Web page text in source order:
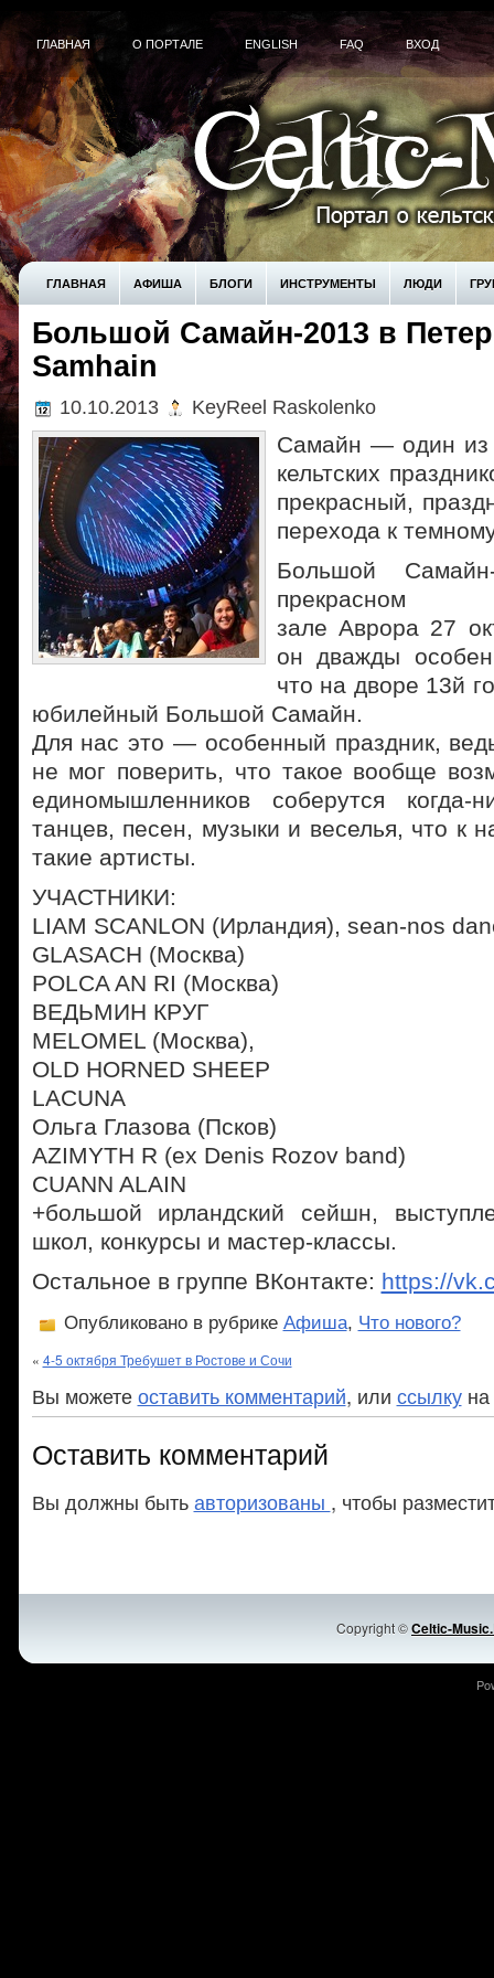
ГЛАВНАЯ О ПОРТАЛЕ ENGLISH FAQ ВХОД
ГЛАВНАЯ АФИША БЛОГИ ИНСТРУМЕНТЫ ЛЮДИ
! БЕЗ РУБРИКИ UNCATEGORIZED КУПИТЬ
Большой Самайн-2013 в
Samhain
10.10.2013 KeyReel Raskolenko
Самайн — один из
кельтских
прекрасный,
перехода к
Большой
прекрасном
зале Аврора 27
он дважды
что на дворе 13й
юбилейный Большой Самайн.
Для нас это — особенный праздник,
не мог поверить, что такое вообще
единомышленников соберутся когда-
танцев, песен, музыки и веселья, что к
такие артисты.
УЧАСТНИКИ:
LIAM SCANLON (Ирландия), sean-nos
GLASACH (Москва)
POLCA AN RI (Москва)
ВЕДЬМИН КРУГ
MELOMEL (Москва),
OLD HORNED SHEEP
LACUNA
Ольга Глазова (Псков)
AZIMYTH R (ex Denis Rozov band)
CUANN ALAIN
+большой ирландский сейшн,
школ, конкурсы и мастер-классы.
Остальное в группе ВКонтакте: https://
Опубликовано в рубрике Афиша, Что нового?
« 4-5 октября Требушет в Ростове и Сочи
Вы можетеоставить комментарий, или ссылкуна
Оставить комментарий
Вы должны бытьавторизованы , чтобы
Copyright ©Celtic-